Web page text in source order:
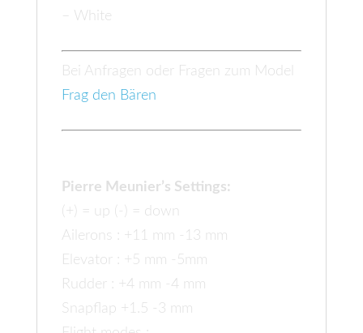
– White
Bei Anfragen oder Fragen zum Model
Frag den Bären
Pierre Meunier’s Settings:
(+) = up (-) = down
Ailerons : +11 mm -13 mm
Elevator : +5 mm -5mm
Rudder : +4 mm -4 mm
Snapflap +1.5 -3 mm